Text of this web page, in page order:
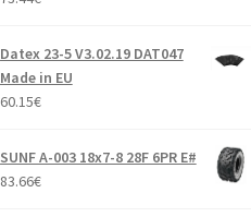
Datex 23-5 V3.02.19 DAT047
Made in EU
60.15€
SUNF A-003 18x7-8 28F 6PR E#
83.66€